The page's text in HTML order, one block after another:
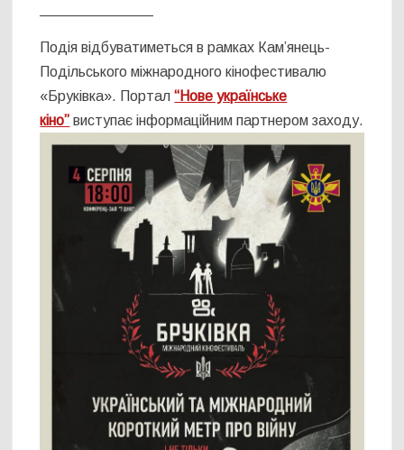
Подія відбуватиметься в рамках Кам’янець-
Подільського міжнародного кінофестивалю
«Бруківка». Портал“Нове українське
кіно” виступає інформаційним партнером заходу.